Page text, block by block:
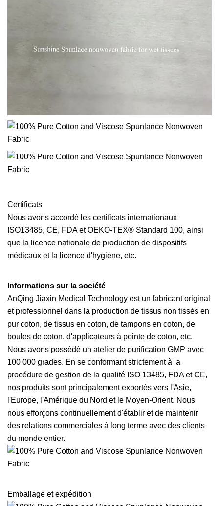
Certificats
Nous avons accordé les certificats internationaux
ISO13485, CE, FDA et OEKO-TEX® Standard 100, ainsi
que la licence nationale de production de dispositifs
médicaux et la licence d'hygiène, etc.
Informations sur la société
AnQing Jiaxin Medical Technology est un fabricant original
et professionnel dans la production de tissus non tissés en
pur coton, de tissus en coton, de tampons en coton, de
boules de coton, d'applicateurs à pointe de coton, etc.
Nous avons possédé un atelier de purification GMP avec
100 000 grades. En se conformant strictement à la
procédure de gestion de la qualité ISO 13485, FDA et CE,
nos produits sont principalement exportés vers l'Asie,
l'Europe, l'Amérique du Nord et le Moyen-Orient. Nous
nous efforçons continuellement d'établir et de maintenir
des relations commerciales à long terme avec des clients
du monde entier.
Emballage et expédition